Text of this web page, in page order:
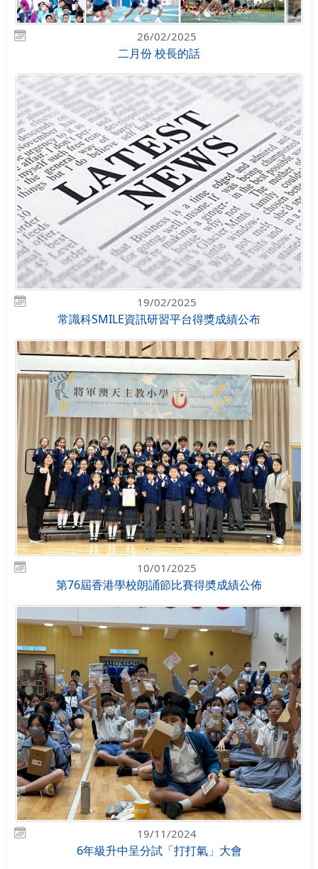
26/02/2025
二月份 校長的話
19/02/2025
常識科SMILE資訊研習平台得獎成績公布
10/01/2025
第76屆香港學校朗誦節比賽得奬成績公佈
19/11/2024
6年級升中呈分試「打打氣」大會